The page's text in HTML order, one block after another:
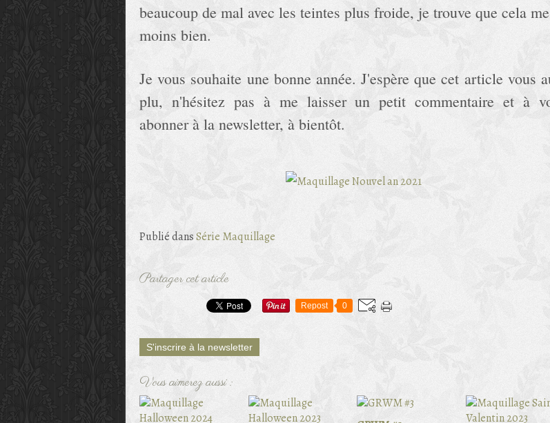
beaucoup de mal avec les teintes plus froide, je trouve que cela
moins bien.
Je vous souhaite une bonne année. J'espère que cet article vous
plu, n'hésitez pas à me laisser un petit commentaire et à
abonner à la newsletter, à bientôt.
Publié dansSérie Maquillage
Partager cet article
Repost 0
S'inscrire à la newsletter
Vous aimerez aussi :